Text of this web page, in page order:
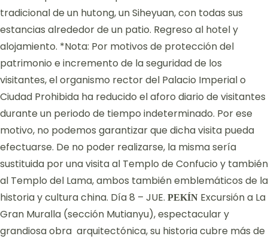
tradicional de un hutong, un Siheyuan, con todas sus
estancias alrededor de un patio. Regreso al hotel y
alojamiento. *Nota: Por motivos de protección del
patrimonio e incremento de la seguridad de los
visitantes, el organismo rector del Palacio Imperial o
Ciudad Prohibida ha reducido el aforo diario de visitantes
durante un periodo de tiempo indeterminado. Por ese
motivo, no podemos garantizar que dicha visita pueda
efectuarse. De no poder realizarse, la misma sería
sustituida por una visita al Templo de Confucio y también
al Templo del Lama, ambos también emblemáticos de la
historia y cultura china. Día 8 – JUE. PEKÍN Excursión a La
Gran Muralla (sección Mutianyu), espectacular y
grandiosa obra arquitectónica, su historia cubre más de